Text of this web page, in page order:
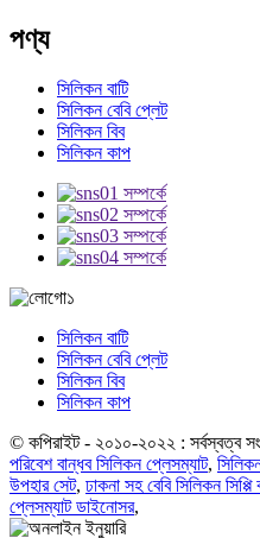
পণ্য
সিলিকন বাটি
সিলিকন বেবি প্লেট
সিলিকন বিব
সিলিকন কাপ
সিলিকন বাটি
সিলিকন বেবি প্লেট
সিলিকন বিব
সিলিকন কাপ
© কপিরাইট - ২০১০-২০২২ : সর্বস্বত্ব
পরিবেশ বান্ধব সিলিকন প্লেসম্যাট,
উপহার সেট, ঢাকনা সহ বেবি সিলিকন সিপ্পি
প্লেসম্যাট ডাইনোসর,